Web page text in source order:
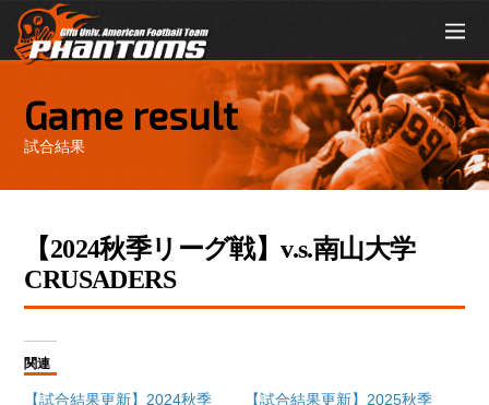
Game result
試合結果
【2024秋季リーグ戦】v.s.南山大学
CRUSADERS
関連
【試合結果更新】2024秋季
【試合結果更新】2025秋季